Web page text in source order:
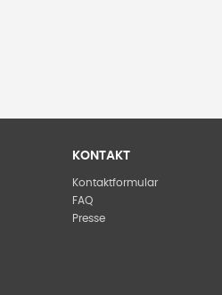
KONTAKT
Kontaktformular
FAQ
Presse